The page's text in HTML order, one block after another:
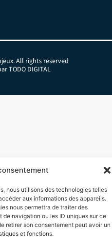
nous utilisons des technologies telles
aux informations des appareils.
nous permettra de traiter des
navigation ou les ID uniques sur ce
retirer son consentement peut avoir un
et fonctions.
All rights reserved
TODO DIGITAL